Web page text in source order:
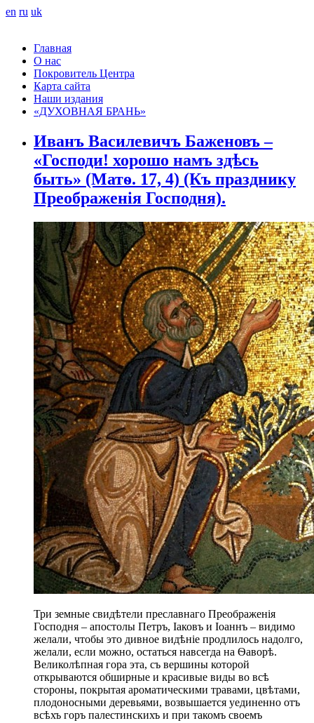
en ru uk
Главная
О нас
Покровитель Центра
Карта сайта
Наши издания
«ДУХОВНАЯ БРАНЬ»
Иванъ Василевичъ Баженовъ –
«Господи! хорошо намъ здѣсь
быть» (Матѳ. 17, 4) (Къ празднику
Преображенія Господня).
Три земные свидѣтели преславнаго Преображенія
Господня – апостолы Петръ, Іаковъ и Іоаннъ – видимо
желали, чтобы это дивное видѣніе продлилось надолго,
желали, если можно, остаться навсегда на Ѳаворѣ.
Великолѣпная гора эта, съ вершины которой
открываются обширные и красивые виды во всѣ
стороны, покрытая ароматическими травами, цвѣтами,
плодоносными деревьями, возвышается уединенно отъ
всѣхъ горъ палестинскихъ и при такомъ своемъ